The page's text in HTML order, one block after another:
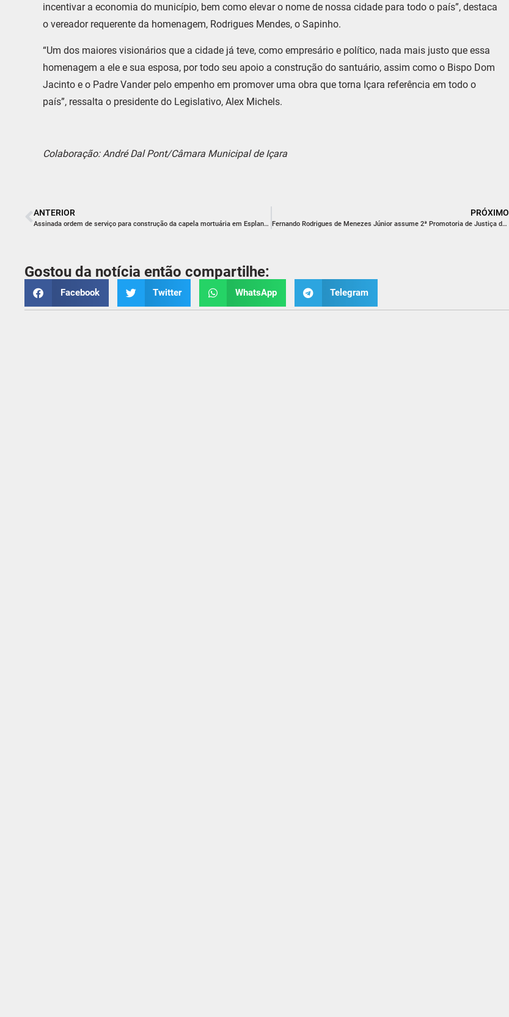
incentivar a economia do município, bem como elevar o nome de nossa cidade para todo o país”, destaca
o vereador requerente da homenagem, Rodrigues Mendes, o Sapinho.
“Um dos maiores visionários que a cidade já teve, como empresário e político, nada mais justo que essa
homenagem a ele e sua esposa, por todo seu apoio a construção do santuário, assim como o Bispo Dom
Jacinto e o Padre Vander pelo empenho em promover uma obra que torna Içara referência em todo o
país”, ressalta o presidente do Legislativo, Alex Michels.
Colaboração: André Dal Pont/Câmara Municipal de Içara
ANTERIOR
Assinada ordem de serviço para construção da capela mortuária em Esplanada
PRÓXIMO
Fernando Rodrigues de Menezes Júnior assume 2ª Promotoria de Justiça da Comarca de Içara
Gostou da notícia então compartilhe:
Facebook Twitter WhatsApp Telegram